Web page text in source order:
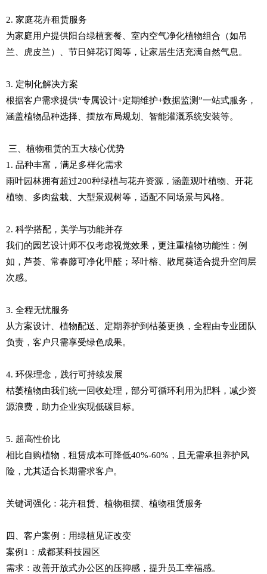
2. 家庭花卉租赁服务
为家庭用户提供阳台绿植套餐、室内空气净化植物组合（如吊
兰、虎皮兰）、节日鲜花订阅等，让家居生活充满自然气息。
3. 定制化解决方案
根据客户需求提供“专属设计+定期维护+数据监测”一站式服务，
涵盖植物品种选择、摆放布局规划、智能灌溉系统安装等。
三、植物租赁的五大核心优势
1. 品种丰富，满足多样化需求
雨叶园林拥有超过200种绿植与花卉资源，涵盖观叶植物、开花
植物、多肉盆栽、大型景观树等，适配不同场景与风格。
2. 科学搭配，美学与功能并存
我们的园艺设计师不仅考虑视觉效果，更注重植物功能性：例
如，芦荟、常春藤可净化甲醛；琴叶榕、散尾葵适合提升空间层
次感。
3. 全程无忧服务
从方案设计、植物配送、定期养护到枯萎更换，全程由专业团队
负责，客户只需享受绿色成果。
4. 环保理念，践行可持续发展
枯萎植物由我们统一回收处理，部分可循环利用为肥料，减少资
源浪费，助力企业实现低碳目标。
5. 超高性价比
相比自购植物，租赁成本可降低40%-60%，且无需承担养护风
险，尤其适合长期需求客户。
关键词强化：花卉租赁、植物租摆、植物租赁服务
四、客户案例：用绿植见证改变
案例1：成都某科技园区
需求：改善开放式办公区的压抑感，提升员工幸福感。